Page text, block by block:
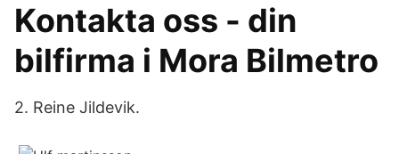
Kontakta oss - din
bilfirma i Mora Bilmetro
2. Reine Jildevik.